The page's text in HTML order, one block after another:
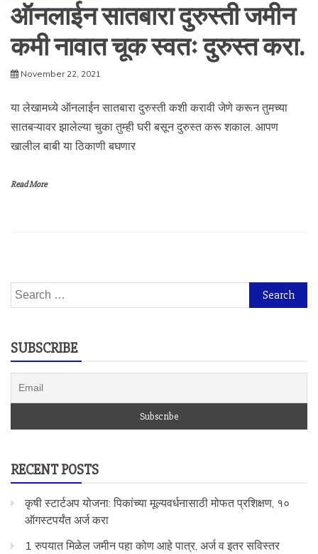
ऑनलाईन सातबारा दुरुस्ती जमीन
कमी नावात चूक स्वतः दुरुस्त करा.
November 22, 2021
या लेखामध्ये ऑनलाईन सातबारा दुरुस्ती कशी करावी जेणे करून तुमच्या
सातबऱ्यावर झालेल्या चुका तुम्ही घरी बसून दुरुस्त करू शकाल. आपण
खालील बाबी या ठिकाणी बघणार
Read More
Search
for:
SUBSCRIBE
RECENT POSTS
कृषी स्टार्टअप योजना: पिकांच्या मूल्यवर्धनासाठी मोफत प्रशिक्षण, १०
ऑगस्टपर्यंत अर्ज करा
1 रुपयात मिळेल जमीन पहा कोण आहे पात्र, अर्ज व इतर सविस्तर